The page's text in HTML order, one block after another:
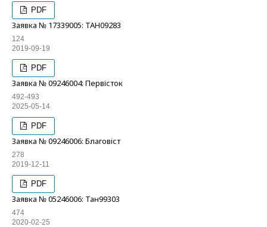
PDF
Заявка № 17339005: ТАН09283
124
2019-09-19
PDF
Заявка № 09246004: Первісток
492-493
2025-05-14
PDF
Заявка № 09246006: Благовіст
278
2019-12-11
PDF
Заявка № 05246006: Тан99303
474
2020-02-25